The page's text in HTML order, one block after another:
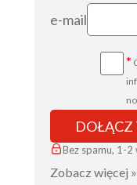
ROZMOWA
O AUTORCE
e-mail
*
DOŁĄCZ
Bez spamu, 1-
Zobacz więcej »